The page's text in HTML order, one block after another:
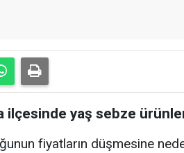
ilçesinde yaş sebze
fiyatların düşmesine